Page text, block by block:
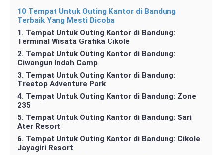
10 Tempat Untuk Outing Kantor di Bandung
Terbaik Yang Mesti Dicoba
1. Tempat Untuk Outing Kantor di Bandung:
Terminal Wisata Grafika Cikole
2. Tempat Untuk Outing Kantor di Bandung:
Ciwangun Indah Camp
3. Tempat Untuk Outing Kantor di Bandung:
Treetop Adventure Park
4. Tempat Untuk Outing Kantor di Bandung: Zone
235
5. Tempat Untuk Outing Kantor di Bandung: Sari
Ater Resort
6. Tempat Untuk Outing Kantor di Bandung: Cikole
Jayagiri Resort